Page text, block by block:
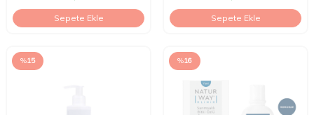
Sepete Ekle Sepete Ekle
%15 %16